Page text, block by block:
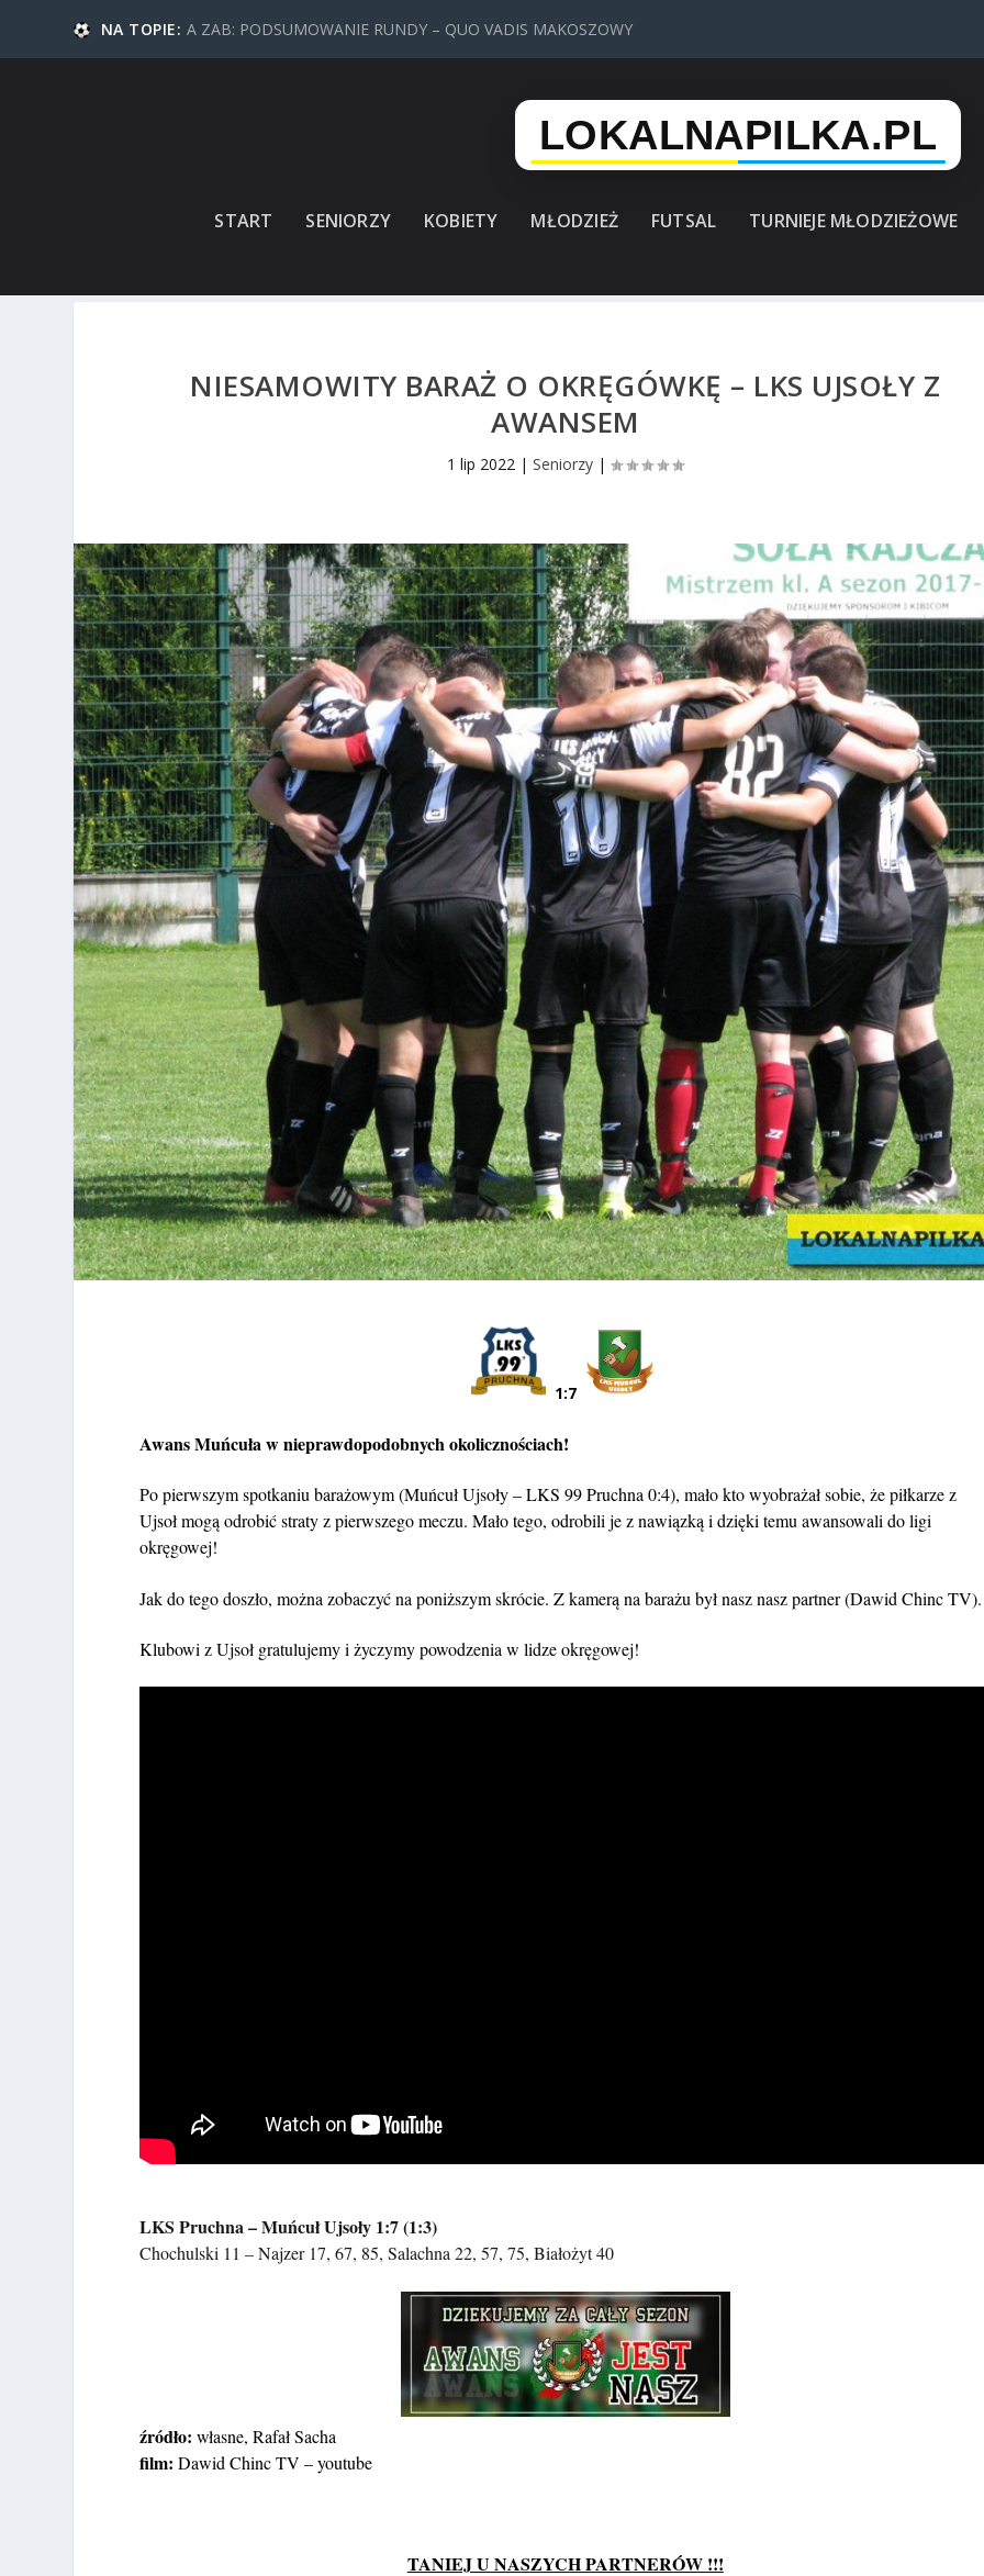
NA TOPIE: A ZAB: PODSUMOWANIE RUNDY – QUO VADIS MAKOSZOWY
START SENIORZY KOBIETY MŁODZIEŻ FUTSAL TURNIEJE MŁODZIEŻOWE
NIESAMOWITY BARAŻ O OKRĘGÓWKĘ – LKS UJSOŁY Z
AWANSEM
1 lip 2022 |Seniorzy |
1:7
Awans Muńcuła w nieprawdopodobnych okolicznościach!
Po pierwszym spotkaniu barażowym (Muńcuł Ujsoły – LKS 99 Pruchna 0:4), mało kto wyobrażał sobie, że piłkarze z
Ujsoł mogą odrobić straty z pierwszego meczu. Mało tego, odrobili je z nawiązką i dzięki temu awansowali do ligi
okręgowej!
Jak do tego doszło, można zobaczyć na poniższym skrócie. Z kamerą na barażu był nasz nasz partner (Dawid Chinc TV).
Klubowi z Ujsoł gratulujemy i życzymy powodzenia w lidze okręgowej!
LKS Pruchna – Muńcuł Ujsoły 1:7 (1:3)
Chochulski 11 – Najzer 17, 67, 85, Salachna 22, 57, 75, Białożyt 40
źródło:własne, Rafał Sacha
film:Dawid Chinc TV – youtube
TANIEJ U NASZYCH PARTNERÓW !!!